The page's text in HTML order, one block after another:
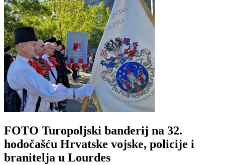
FOTO Turopoljski banderij na 32.
hodočašću Hrvatske vojske, policije i
branitelja u Lourdes